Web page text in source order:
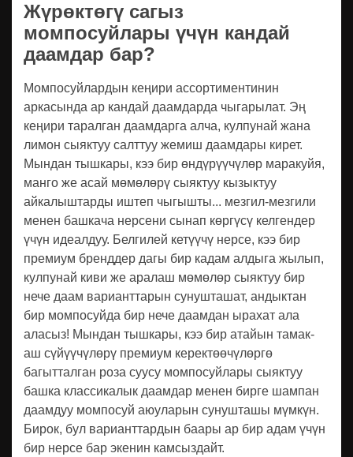
Жүрөктөгү сагыз
момпосуйлары үчүн кандай
даамдар бар?
Момпосуйлардын кеңири ассортиментинин
аркасында ар кандай даамдарда чыгарылат. Эң
кеңири таралган даамдарга алча, кулпунай жана
лимон сыяктуу салттуу жемиш даамдары кирет.
Мындан тышкары, кээ бир өндүрүүчүлөр маракуйя,
манго же асай мөмөлөрү сыяктуу кызыктуу
айкалыштарды иштеп чыгышты... мезгил-мезгили
менен башкача нерсени сынап көргүсү келгендер
үчүн идеалдуу. Белгилей кетүүчү нерсе, кээ бир
премиум бренддер дагы бир кадам алдыга жылып,
кулпунай киви же аралаш мөмөлөр сыяктуу бир
нече даам варианттарын сунушташат, андыктан
бир момпосуйда бир нече даамдан ырахат ала
аласыз! Мындан тышкары, кээ бир атайын тамак-
аш сүйүүчүлөрү премиум керектөөчүлөргө
багытталган роза суусу момпосуйлары сыяктуу
башка классикалык даамдар менен бирге шампан
даамдуу момпосуй аюуларын сунушташы мүмкүн.
Бирок, бул варианттардын баары ар бир адам үчүн
бир нерсе бар экенин камсыздайт.